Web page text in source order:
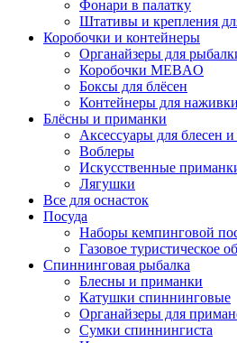
Фонари в палатку
Штативы и крепления
Коробочки и контейнеры
Органайзеры для
Коробочки MEBAO
Боксы для блёсен
Контейнеры для наживки
Блёсны и приманки
Аксессуары для блесен
Воблеры
Искусственные
Лягушки
Все для оснасток
Посуда
Наборы кемпинговой
Газовое туристическое
Спиннинговая рыбалка
Блесны и приманки
Катушки спиннинговые
Органайзеры для
Сумки спиннингиста